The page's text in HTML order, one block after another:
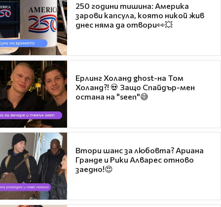
250 години тишина: Америка
зарови капсула, която никой жив
днес няма да отвори👀💥
Ерлинг Холанд ghost-на Том
Холанд?! 💀 Защо Спайдър-мен
остана на "seen"😅
Втори шанс за любовта? Ариана
Гранде и Рики Алварес отново
заедно!😍